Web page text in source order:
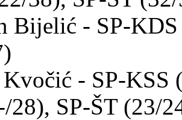
Bijelić - SP-
- SP-KSS
28), SP-ŠT (23/